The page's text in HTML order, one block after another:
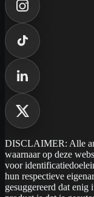
DISCLAIMER: Alle
waarnaar op deze
voor
hun respectieve
gesuggereerd dat